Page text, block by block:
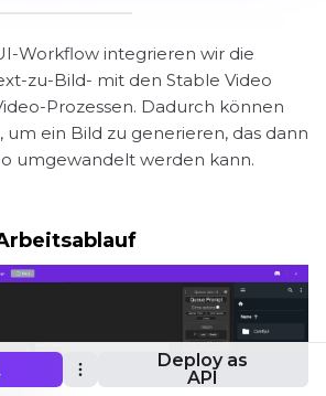
Deploy as
API
Workflow integrieren wir die
zu-Bild- mit den Stable Video
Prozessen. Dadurch können
um ein Bild zu generieren, das dann
umgewandelt werden kann.